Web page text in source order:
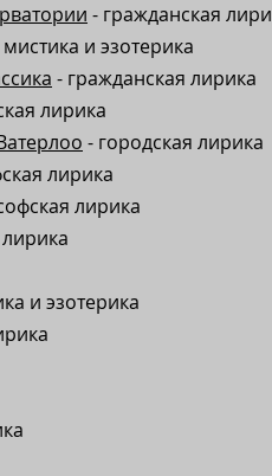
- гражданская
мистика и эзотерика
- гражданская лирика
лирика
- городская лирика
лирика
лирика
и эзотерика